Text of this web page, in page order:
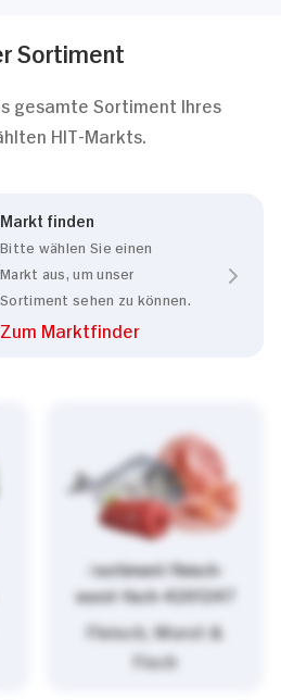
Sortiment
gesamte Sortiment Ihres
HIT-Markts.
Markt finden
Bitte wählen Sie einen
Markt aus, um unser
Sortiment sehen zu können.
Zum Marktfinder
/sortiment/fleisch-
wurst-fisch-4261247
Fleisch, Wurst &
Fisch